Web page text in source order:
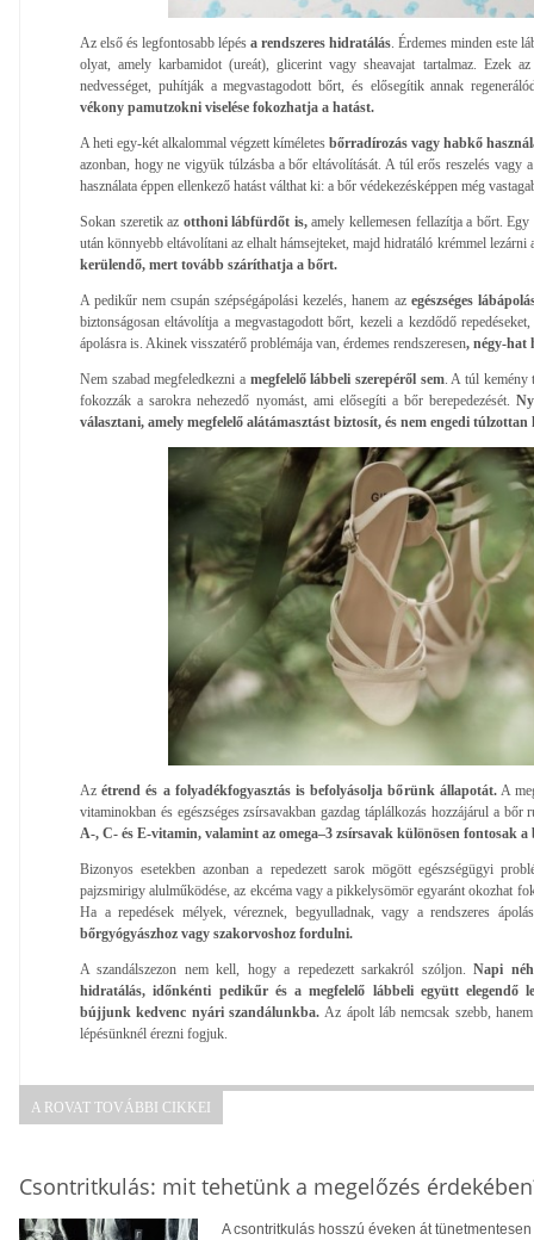
Az első és legfontosabb lépés a rendszeres hidratálás . Érdemes minden este
olyat, amely karbamidot (ureát), glicerint vagy sheavajat tartalmaz. Ezek
nedvességet, puhítják a megvastagodott bőrt, és elősegítik annak
vékony pamutzokni viselése fokozhatja a hatást.
A heti egy-két alkalommal végzett kíméletes bőrradírozás vagy habkő
azonban, hogy ne vigyük túlzásba a bőr eltávolítását. A túl erős reszelés vagy
használata éppen ellenkező hatást válthat ki: a bőr védekezésképpen még
Sokan szeretik az otthoni lábfürdőt is,amely kellemesen fellazítja a bőrt.
után könnyebb eltávolítani az elhalt hámsejteket, majd hidratáló krémmel lezárni
kerülendő, mert tovább száríthatja a bőrt.
A pedikűr nem csupán szépségápolási kezelés, hanem azegészséges
biztonságosan eltávolítja a megvastagodott bőrt, kezeli a kezdődő
ápolásra is. Akinek visszatérő problémája van, érdemes rendszeresen, négy-hat
Nem szabad megfeledkezni a megfelelő lábbeli szerepéről sem. A túl kemény
fokozzák a sarokra nehezedő nyomást, ami elősegíti a bőr berepedezését.
választani, amely megfelelő alátámasztást biztosít, és nem engedi
Az étrend és a folyadékfogyasztás is befolyásolja bőrünk állapotát.A
vitaminokban és egészséges zsírsavakban gazdag táplálkozás hozzájárul a bőr
A-, C- és E-vitamin, valamint az omega–3 zsírsavak különösen fontosak a
Bizonyos esetekben azonban a repedezett sarok mögött egészségügyi
pajzsmirigy alulműködése, az ekcéma vagy a pikkelysömör egyaránt okozhat
Ha a repedések mélyek, véreznek, begyulladnak, vagy a rendszeres
bőrgyógyászhoz vagy szakorvoshoz fordulni.
A szandálszezon nem kell, hogy a repedezett sarkakról szóljon.Napi
hidratálás, időnkénti pedikűr és a megfelelő lábbeli együtt elegendő
bújjunk kedvenc nyári szandálunkba. Az ápolt láb nemcsak szebb,
lépésünknél érezni fogjuk.
A ROVAT TOVÁBBI CIKKEI
Csontritkulás: mit tehetünk a megelőzés
A csontritkulás hosszú éveken át